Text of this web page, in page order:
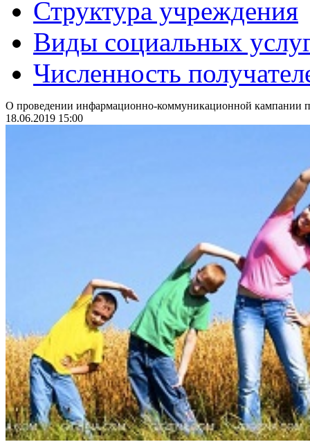
Структура учреждения
Виды социальных
Численность
О проведении инфармационно-коммуникационной кампании
18.06.2019 15:00